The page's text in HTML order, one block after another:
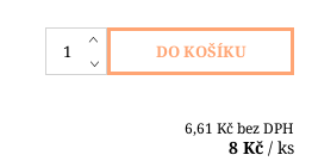
6,61 Kč bez DPH
8 Kč / ks